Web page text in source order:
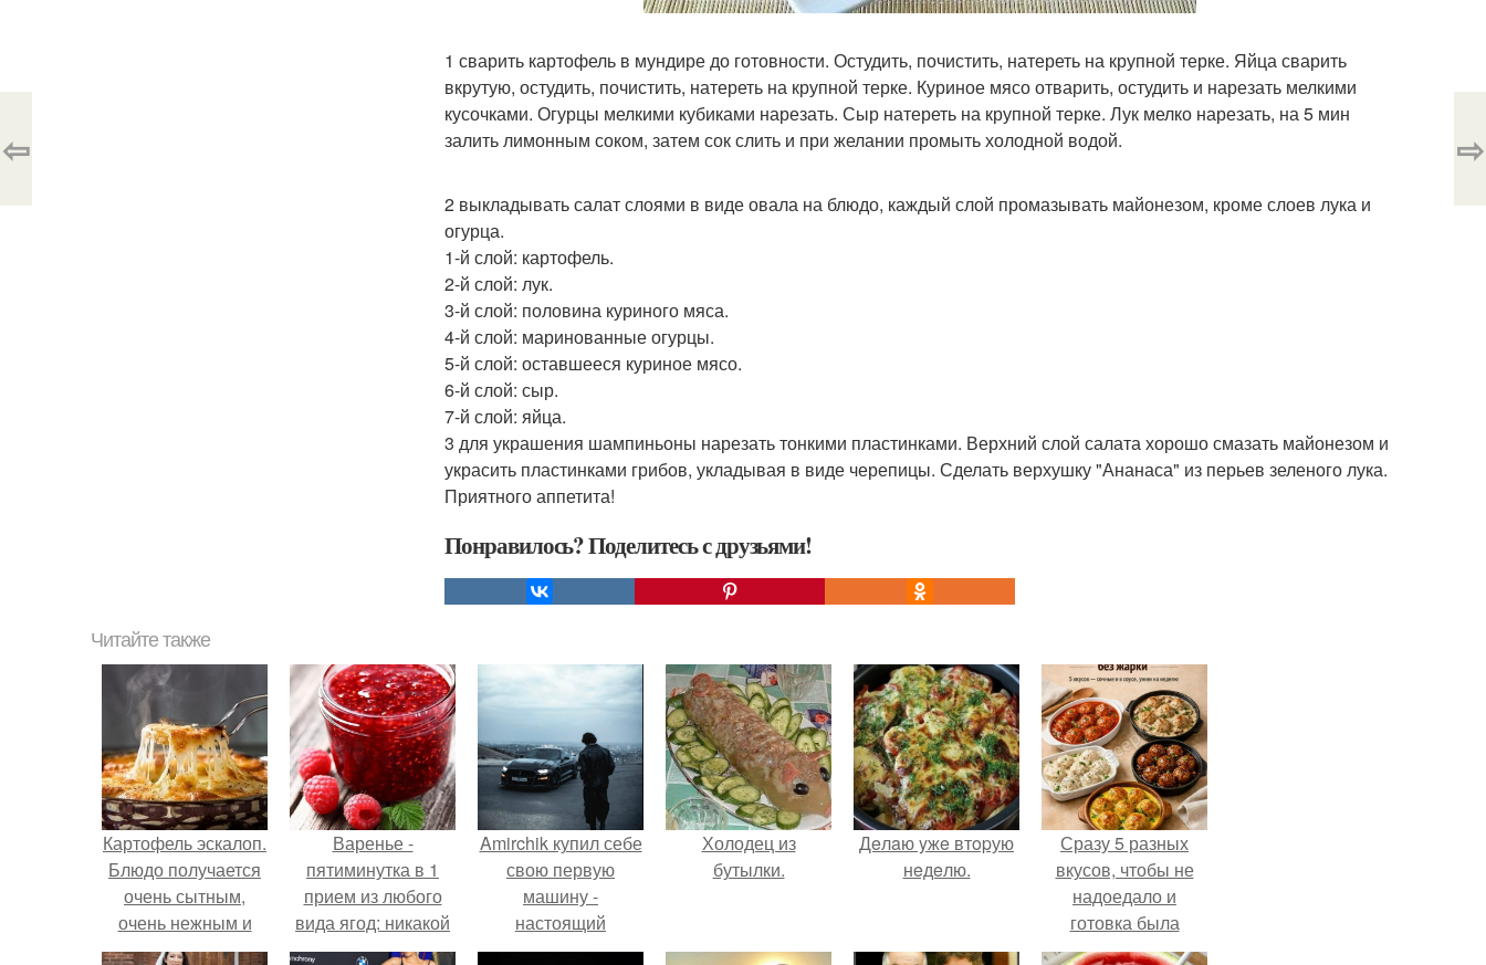
1 сварить картофель в мундире до готовности. Остудить, почистить, натереть на крупной терке. Яйца сварить
вкрутую, остудить, почистить, натереть на крупной терке. Куриное мясо отварить, остудить и нарезать мелкими
кусочками. Огурцы мелкими кубиками нарезать. Сыр натереть на крупной терке. Лук мелко нарезать, на 5 мин
залить лимонным соком, затем сок слить и при желании промыть холодной водой.
2 выкладывать салат слоями в виде овала на блюдо, каждый слой промазывать майонезом, кроме слоев лука и
огурца.
1-й слой: картофель.
2-й слой: лук.
3-й слой: половина куриного мяса.
4-й слой: маринованные огурцы.
5-й слой: оставшееся куриное мясо.
6-й слой: сыр.
7-й слой: яйца.
3 для украшения шампиньоны нарезать тонкими пластинками. Верхний слой салата хорошо смазать майонезом и
украсить пластинками грибов, укладывая в виде черепицы. Сделать верхушку "Ананаса" из перьев зеленого лука.
Приятного аппетита!
Понравилось? Поделитесь с друзьями!
⇦ ⇨
Читайте также
Картофель эскалоп.
Блюдо получается
очень сытным,
очень нежным и
сочным!
Варенье -
пятиминутка в 1
прием из любого
вида ягод: никакой
длительной варки,
Amirchik купил себе
свою первую
машину -
настоящий
автомобиль мечты
Холодец из
бутылки.
Дeлaю yжe втopую
нeдeлю.
Сразу 5 разных
вкусов, чтобы не
надоедало и
готовка была
проще.